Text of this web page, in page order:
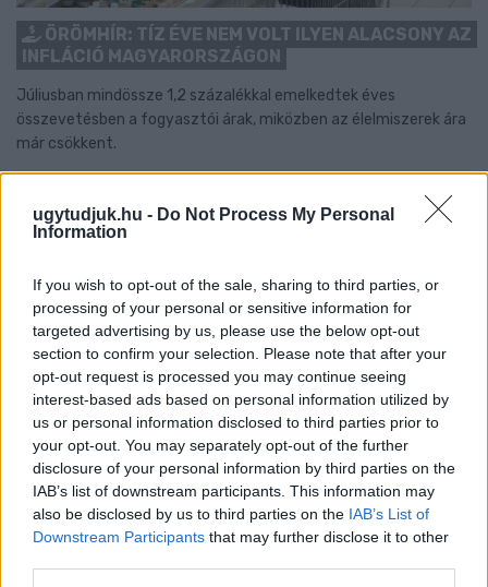
ugytudjuk.hu - Do Not Process My Personal
Information
If you wish to opt-out of the sale, sharing to third parties, or
processing of your personal or sensitive information for
targeted advertising by us, please use the below opt-out
section to confirm your selection. Please note that after your
opt-out request is processed you may continue seeing
interest-based ads based on personal information utilized by
us or personal information disclosed to third parties prior to
your opt-out. You may separately opt-out of the further
disclosure of your personal information by third parties on the
IAB’s list of downstream participants. This information may
also be disclosed by us to third parties on the IAB’s List of
Downstream Participants that may further disclose it to other
ÖRÖMHÍR: TÍZ ÉVE NEM VOLT ILYEN ALACSONY AZ
INFLÁCIÓ MAGYARORSZÁGON
Júliusban mindössze 1,2 százalékkal emelkedtek éves
összevetésben a fogyasztói árak, miközben az élelmiszerek ára
már csökkent.